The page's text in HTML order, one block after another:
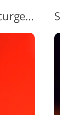
Date de
Videoclip gratuit cu suprapunere de scurgeri de lumină nr. 1 "Passion"